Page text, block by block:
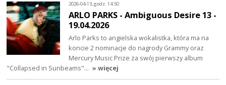
2026-04-13, godz. 14:50
ARLO PARKS - Ambiguous Desire 13 -
19.04.2026
Arlo Parks to angielska wokalistka, która ma na
koncie 2 nominacje do nagrody Grammy oraz
Mercury Music Prize za swój pierwszy album
"Collapsed in Sunbeams"… » więcej